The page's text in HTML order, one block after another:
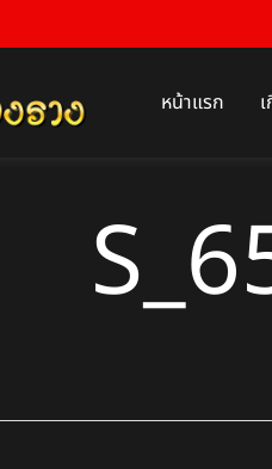
หน้าแรก